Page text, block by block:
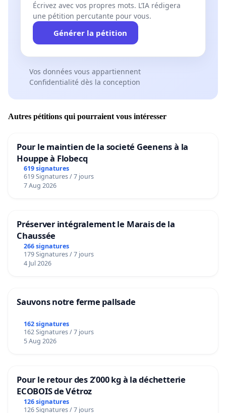
Écrivez avec vos propres mots. L’IA rédigera
une pétition percutante pour vous.
Générer la pétition
Vos données vous appartiennent
Confidentialité dès la conception
Autres pétitions qui pourraient vous intéresser
Pour le maintien de la societé Geenens à la
Houppe à Flobecq
619 signatures
619 Signatures / 7 jours
7 Aug 2026
Préserver intégralement le Marais de la
Chaussée
266 signatures
179 Signatures / 7 jours
4 Jul 2026
Sauvons notre ferme pallsade
162 signatures
162 Signatures / 7 jours
5 Aug 2026
Pour le retour des 2’000 kg à la déchetterie
ECOBOIS de Vétroz
126 signatures
126 Signatures / 7 jours